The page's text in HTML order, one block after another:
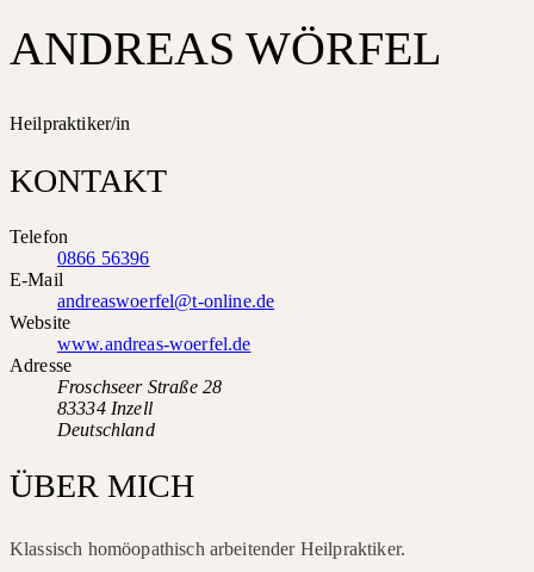
ANDREAS WÖRFEL
Heilpraktiker/in
KONTAKT
Telefon
0866 56396
E-Mail
andreaswoerfel@t-online.de
Website
www.andreas-woerfel.de
Adresse
Froschseer Straße 28
83334 Inzell
Deutschland
ÜBER MICH
Klassisch homöopathisch arbeitender Heilpraktiker.